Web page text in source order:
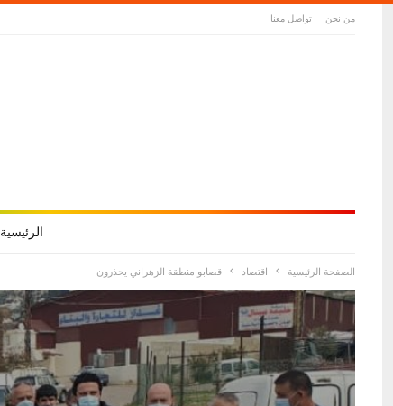
من نحن تواصل معنا
الرئيسية
الصفحة الرئيسية اقتصاد قصابو منطقة الزهراني يحذرون